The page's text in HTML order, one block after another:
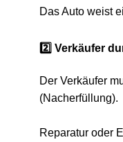
Das Auto weist
2️⃣ Verkäufer
Der Verkäufer
(Nacherfüllung).
Reparatur oder